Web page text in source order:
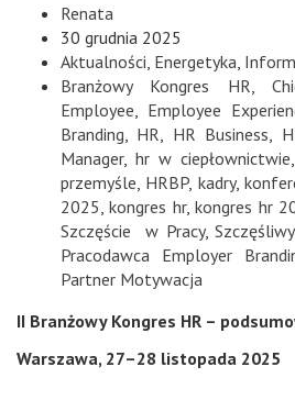
Renata
30 grudnia 2025
Aktualności Energetyka
Branżowy Kongres HR ,
Employee
Employee
Branding
HR HR Business
Manager, hr w ciepłownictwie
przemyśle HRBP, kadry,
2025 ,kongres hr,kongres hr
Szczęście w Pracy,
Pracodawca Employer
Partner Motywacja
II Branżowy Kongres HR –
Warszawa, 27–28 listopada 2025